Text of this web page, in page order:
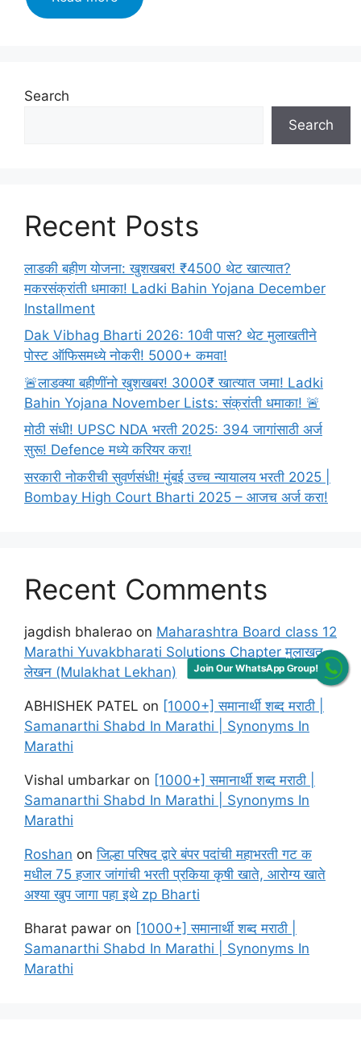
Bharti
Search
Search
Recent Posts
लाडकी बहीण योजना: खुशखबर! ₹4500 थेट खात्यात?
मकरसंक्रांती धमाका! Ladki Bahin Yojana December
Installment
Dak Vibhag Bharti 2026: 10वी पास? थेट मुलाखतीने
पोस्ट ऑफिसमध्ये नोकरी! 5000+ कमवा!
🚨लाडक्या बहीणींनो खुशखबर! 3000₹ खात्यात जमा! Ladki
Bahin Yojana November Lists: संक्रांती धमाका! 🚨
मोठी संधी! UPSC NDA भरती 2025: 394 जागांसाठी अर्ज
सुरू! Defence मध्ये करियर करा!
सरकारी नोकरीची सुवर्णसंधी! मुंबई उच्च न्यायालय भरती 2025 |
Bombay High Court Bharti 2025 – आजच अर्ज करा!
Recent Comments
jagdish bhalerao on Maharashtra Board class 12
Marathi Yuvakbharati Solutions Chapter मुलाखत
लेखन (Mulakhat Lekhan)
ABHISHEK PATEL on [1000+] समानार्थी शब्द मराठी |
Samanarthi Shabd In Marathi | Synonyms In
Marathi
Vishal umbarkar on [1000+] समानार्थी शब्द मराठी |
Samanarthi Shabd In Marathi | Synonyms In
Marathi
Roshan onजिल्हा परिषद द्वारे बंपर पदांची महाभरती गट क
मधील 75 हजार जांगांची भरती प्रकिया कृषी खाते, आरोग्य खाते
अश्या खुप जागा पहा इथे zp Bharti
Bharat pawar on [1000+] समानार्थी शब्द मराठी |
Samanarthi Shabd In Marathi | Synonyms In
Marathi
Join Our WhatsApp Group!